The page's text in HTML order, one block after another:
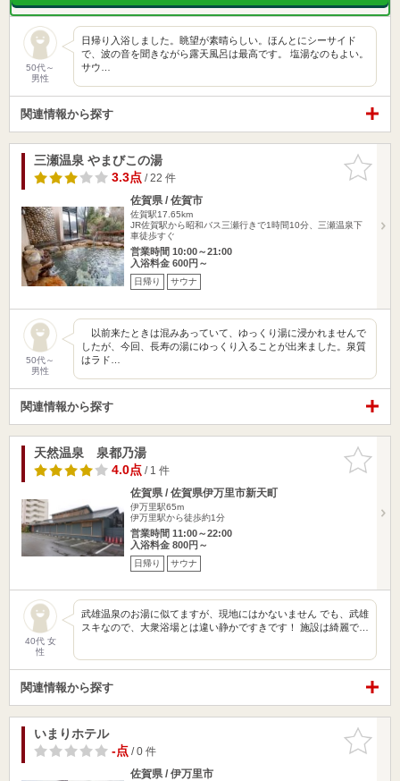
50代～
男性
日帰り入浴しました。眺望が素晴らしい。ほんとにシーサイド
で、波の音を聞きながら露天風呂は最高です。 塩湯なのもよい。
サウ…
関連情報から探す
お気に入
りに追加
三瀬温泉 やまびこの湯
3.3点/ 22 件
佐賀県 / 佐賀市
佐賀駅17.65km
JR佐賀駅から昭和バス三瀬行きで1時間10分、三瀬温泉下
車徒歩すぐ
営業時間 10:00～21:00
入浴料金 600円～
日帰り サウナ
50代～
男性
以前来たときは混みあっていて、ゆっくり湯に浸かれませんで
したが、今回、長寿の湯にゆっくり入ることが出来ました。泉質
はラド…
関連情報から探す
お気に入
りに追加
天然温泉 泉都乃湯
4.0点/ 1 件
佐賀県 / 佐賀県伊万里市新天町
伊万里駅65m
伊万里駅から徒歩約1分
営業時間 11:00～22:00
入浴料金 800円～
日帰り サウナ
40代 女
性
武雄温泉のお湯に似てますが、現地にはかないません でも、武雄
スキなので、大衆浴場とは違い静かですきです！ 施設は綺麗で…
関連情報から探す
お気に入
りに追加
いまりホテル
-点/ 0 件
佐賀県 / 伊万里市